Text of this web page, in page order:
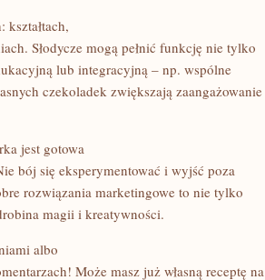
kształtach,
Słodycze mogą pełnić funkcję nie tylko
lub integracyjną – np. wspólne
czekoladek zwiększają zaangażowanie
jest gotowa
bój się eksperymentować i wyjść poza
rozwiązania marketingowe to nie tylko
magii i kreatywności.
albo
Może masz już własną receptę na